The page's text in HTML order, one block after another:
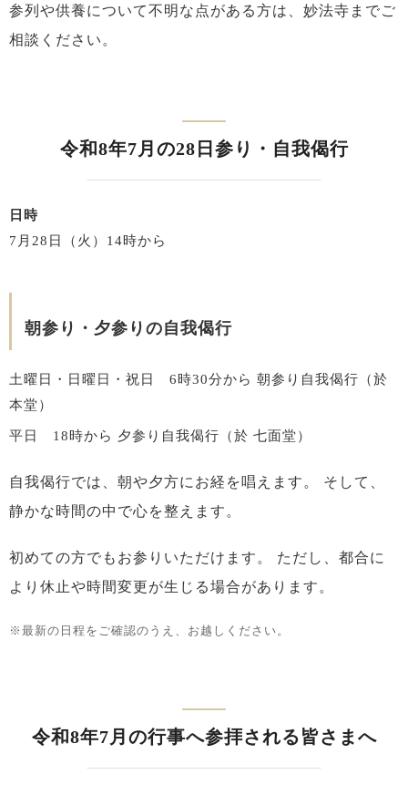
参列や供養について不明な点がある方は、妙法寺までご
相談ください。
令和8年7月の28日参り・自我偈行
日時
7月28日（火）14時から
朝参り・夕参りの自我偈行
土曜日・日曜日・祝日 6時30分から 朝参り自我偈行（於
本堂）
平日 18時から 夕参り自我偈行（於 七面堂）
自我偈行では、朝や夕方にお経を唱えます。
そして、
静かな時間の中で心を整えます。
初めての方でもお参りいただけます。
ただし、都合に
より休止や時間変更が生じる場合があります。
※最新の日程をご確認のうえ、お越しください。
令和8年7月の行事へ参拝される皆さまへ